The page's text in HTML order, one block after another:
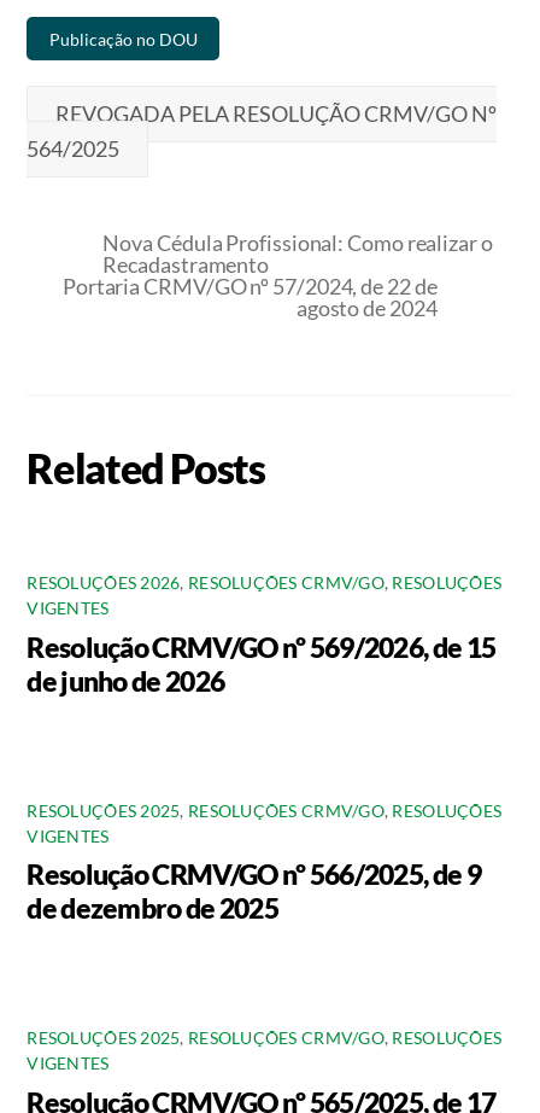
Publicação no DOU
REVOGADA PELA RESOLUÇÃO CRMV/GO Nº
564/2025
Nova Cédula Profissional: Como realizar o
Recadastramento
Portaria CRMV/GO nº 57/2024, de 22 de
agosto de 2024
Related Posts
RESOLUÇÕES 2026, RESOLUÇÕES CRMV/GO, RESOLUÇÕES
VIGENTES
Resolução CRMV/GO nº 569/2026, de 15
de junho de 2026
RESOLUÇÕES 2025, RESOLUÇÕES CRMV/GO, RESOLUÇÕES
VIGENTES
Resolução CRMV/GO nº 566/2025, de 9
de dezembro de 2025
RESOLUÇÕES 2025, RESOLUÇÕES CRMV/GO, RESOLUÇÕES
VIGENTES
Resolução CRMV/GO nº 565/2025, de 17